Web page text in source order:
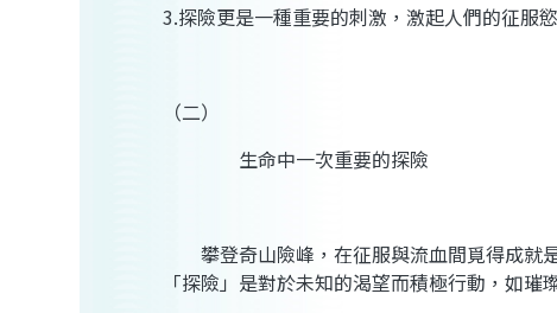
3.探險更是一種重要的刺激，激起人們的征服
（二）
生命中一次重要的探險
攀登奇山險峰，在征服與流血間覓得成就
「探險」是對於未知的渴望而積極行動，如璀